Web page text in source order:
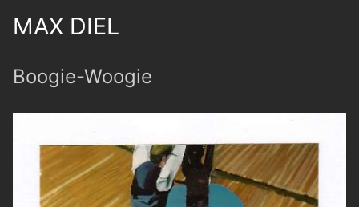
MAX DIEL
Boogie-Woogie